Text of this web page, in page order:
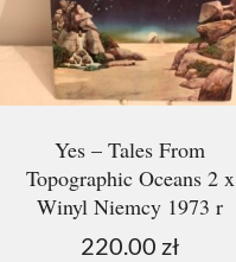
Yes – Tales From
Topographic Oceans 2 x
Winyl Niemcy 1973 r
220.00 zł